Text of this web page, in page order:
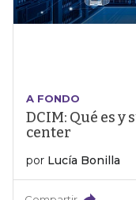
A FONDO
DCIM: Qué es
center
por Lucía Bonilla